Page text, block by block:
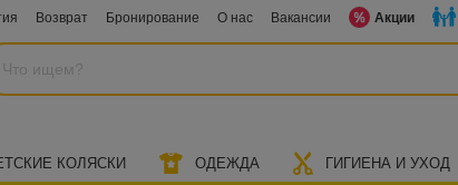
Возврат Бронирование О нас Вакансии Акции
КОЛЯСКИ ОДЕЖДА ГИГИЕНА И УХОД